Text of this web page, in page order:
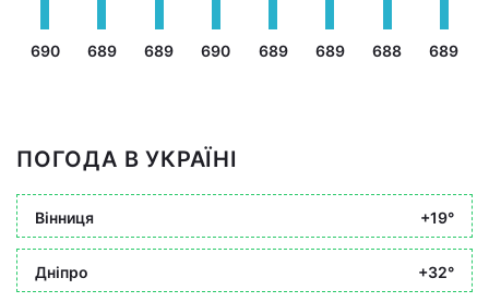
690 689 689 690 689 689 688 689
ПОГОДА В УКРАЇНІ
Вінниця +19°
Дніпро +32°